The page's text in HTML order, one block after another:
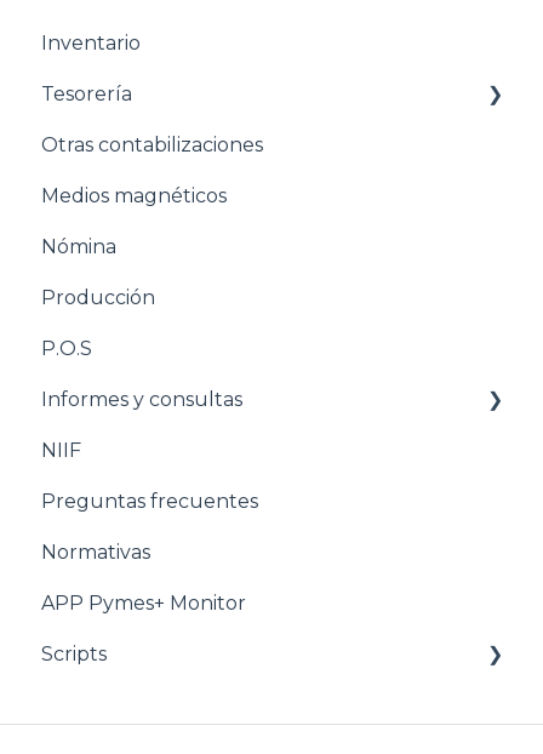
Estructuración Ventas
Estructuración Inventarios
Estructuración Tesorería
Pasos para configurar la Nómina
Estructuración Nómina
Pasos para configurar Producción
Estructuración Producción
Pasos para configurar POS
Estructuración POS
Estructuración Utilitarios
Inventario
Tesorería
Conciliacion bancaria
Otras contabilizaciones
Medios magnéticos
Nómina
Producción
P.O.S
Informes y consultas
Nomina
NIIF
Preguntas frecuentes
Normativas
APP Pymes+ Monitor
Scripts